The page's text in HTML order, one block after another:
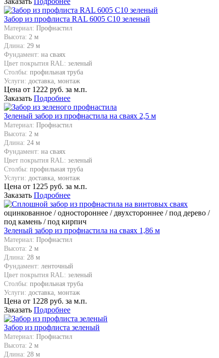
Забор из профлиста RAL 6005 C10 зеленый
Материал: Профнастил
Высота: 2 м
Длина: 29 м
Фундамент: на сваях
Цвет покрытия RAL: зеленый
Столбы: профильная труба
Услуги: доставка, монтаж
Цена от 1222 руб. за м.п.
Заказать Подробнее
Зеленый забор из профнастила на сваях 2,5 м
Материал: Профнастил
Высота: 2 м
Длина: 24 м
Фундамент: на сваях
Цвет покрытия RAL: зеленый
Столбы: профильная труба
Услуги: доставка, монтаж
Цена от 1225 руб. за м.п.
Заказать Подробнее
оцинкованное / одностороннее / двухстороннее / под дерево /
под камень / под кирпич
Зеленый забор из профнастила на сваях 1,86 м
Материал: Профнастил
Высота: 2 м
Длина: 28 м
Фундамент: ленточный
Цвет покрытия RAL: зеленый
Столбы: профильная труба
Услуги: доставка, монтаж
Цена от 1228 руб. за м.п.
Заказать Подробнее
Забор из профлиста зеленый
Материал: Профнастил
Высота: 2 м
Длина: 28 м